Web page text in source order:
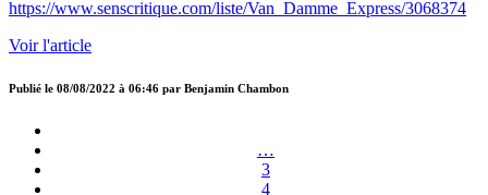
https://www.senscritique.com/liste/Van_Damme_Express/3068374
Voir l'article
Publié le 08/08/2022 à 06:46 par Benjamin Chambon
…
3
4